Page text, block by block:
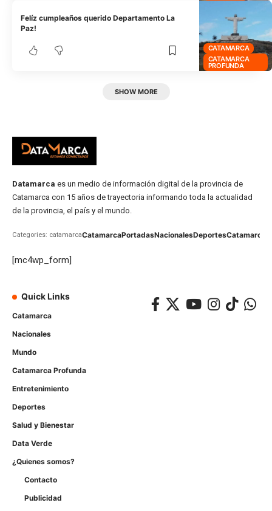
CATAMARCA
CATAMARCA
PROFUNDA
Felíz cumpleaños querido Departamento La
Paz!
SHOW MORE
Datamarca es un medio de información digital de la provincia de
Catamarca con 15 años de trayectoria informando toda la actualidad
de la provincia, el país y el mundo.
Categories: catamarcaCatamarcaPortadasNacionalesDeportesCatamarca
[mc4wp_form]
Quick Links
Catamarca
Nacionales
Mundo
Catamarca Profunda
Entretenimiento
Deportes
Salud y Bienestar
Data Verde
¿Quienes somos?
Contacto
Publicidad